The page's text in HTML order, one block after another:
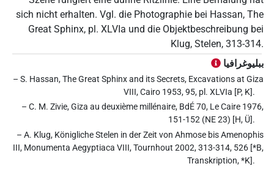
sich nicht erhalten. Vgl. die Photographie bei Hassan, The
Great Sphinx, pl. XLVIa und die Objektbeschreibung bei
Klug, Stelen, 313-314.
ببليوغرافيا
– S. Hassan, The Great Sphinx and its Secrets, Excavations at Giza
VIII, Cairo 1953, 95, pl. XLVIa [P, K].
– C. M. Zivie, Giza au deuxième millénaire, BdÉ 70, Le Caire 1976,
151-152 (NE 23) [H, Ü].
– A. Klug, Königliche Stelen in der Zeit von Ahmose bis Amenophis
III, Monumenta Aegyptiaca VIII, Tournhout 2002, 313-314, 526 [*B,
Transkription, *K].